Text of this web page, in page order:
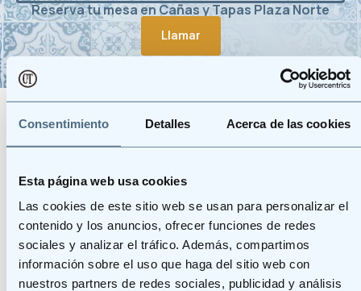
Consentimiento Detalles Acerca de las cookies
Esta página web usa cookies
Las cookies de este sitio web se usan para personalizar el
contenido y los anuncios, ofrecer funciones de redes
sociales y analizar el tráfico. Además, compartimos
información sobre el uso que haga del sitio web con
nuestros partners de redes sociales, publicidad y análisis
Reserva tu mesa en Cañas y Tapas Plaza Norte
Llamar